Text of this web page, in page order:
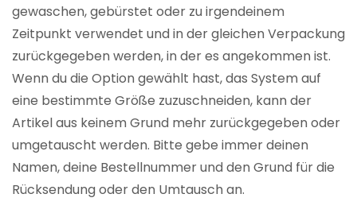
gewaschen, gebürstet oder zu irgendeinem
Zeitpunkt verwendet und in der gleichen Verpackung
zurückgegeben werden, in der es angekommen ist.
Wenn du die Option gewählt hast, das System auf
eine bestimmte Größe zuzuschneiden, kann der
Artikel aus keinem Grund mehr zurückgegeben oder
umgetauscht werden. Bitte gebe immer deinen
Namen, deine Bestellnummer und den Grund für die
Rücksendung oder den Umtausch an.